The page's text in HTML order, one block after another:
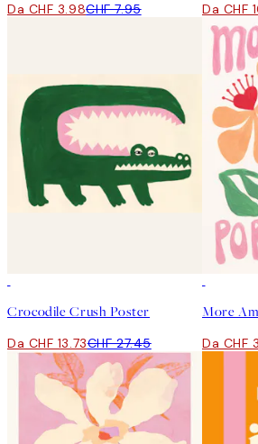
Da CHF 3.98CHF 7.95 Da CHF
Crocodile Crush Poster
Da CHF 13.73CHF 27.45
More
Da CHF